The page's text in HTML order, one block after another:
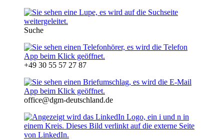
Suche
+49 30 55 57 27 87
office@dgm-deutschland.de